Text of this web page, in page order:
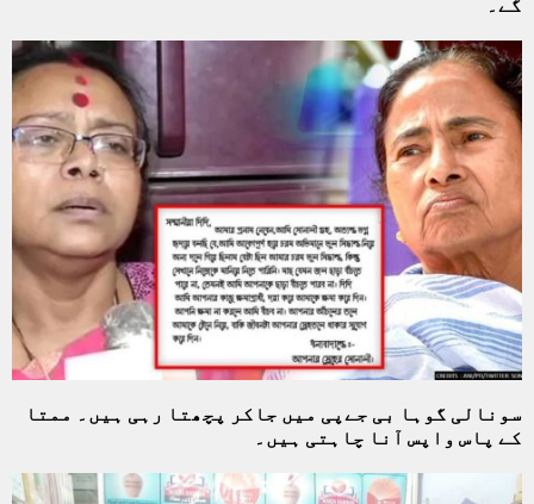
سونالی گوہا بی جےپی میں جاکر پچھتا رہی ہیں۔ ممتا
کے پاس واپس آنا چاہتی ہیں۔